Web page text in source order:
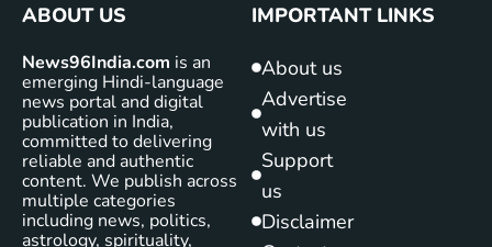
ABOUT US
News96India.com is an
emerging Hindi-language
news portal and digital
publication in India,
committed to delivering
reliable and authentic
content. We publish across
multiple categories
including news, politics,
astrology, spirituality,
IMPORTANT LINKS
About us
Advertise
with us
Support
us
Disclaimer